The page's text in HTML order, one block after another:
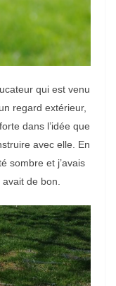
qui est venu
regard extérieur,
dans l’idée que
avec elle. En
sombre et j’avais
de bon.